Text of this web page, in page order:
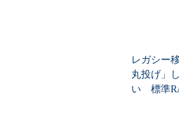
レガシー
丸投げ」
い 標準